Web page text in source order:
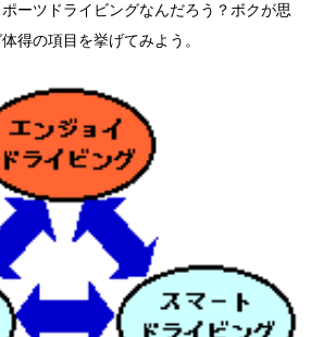
ーツドライビングなんだろう？ボクが思
得の項目を挙げてみよう。